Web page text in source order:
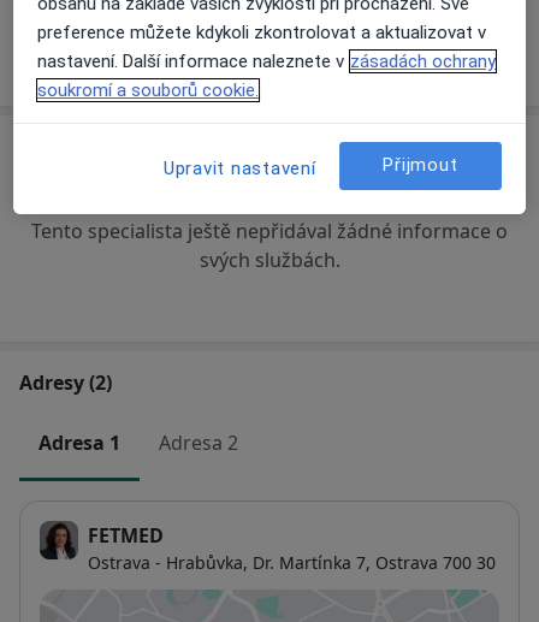
Více
o zkušenostech
Tento specialista ještě nepřidával žádné informace o
svých službách.
Adresy (2)
Adresa 1 Adresa 2
FETMED
Ostrava - Hrabůvka, Dr. Martínka 7, Ostrava 700 30
preference můžete kdykoli zkontrolovat a aktualizovat v
nastavení. Další informace naleznete v zásadách ochrany
soukromí a souborů cookie.
Upravit nastavení Přijmout